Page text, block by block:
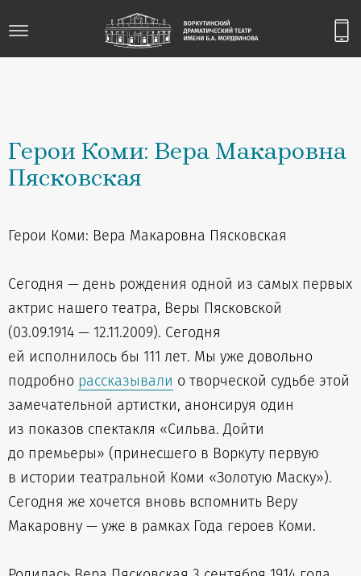
Герои Коми: Вера Макаровна
Пясковская
Герои Коми: Вера Макаровна Пясковская
Сегодня — день рождения одной из самых первых
актрис нашего театра, Веры Пясковской
(03.09.1914 — 12.11.2009). Сегодня
ей исполнилось бы 111 лет. Мы уже довольно
подробно рассказывали о творческой судьбе этой
замечательной артистки, анонсируя один
из показов спектакля «Сильва. Дойти
до премьеры» (принесшего в Воркуту первую
в истории театральной Коми «Золотую Маску»).
Сегодня же хочется вновь вспомнить Веру
Макаровну — уже в рамках Года героев Коми.